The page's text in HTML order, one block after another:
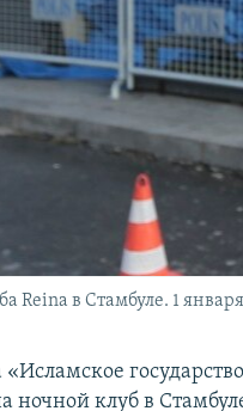
Reina в Стамбуле. 1 января
ночной клуб в